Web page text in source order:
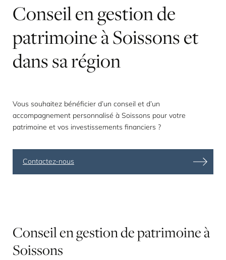
Conseilengestionde
patrimoineàSoissonset
danssarégion
Vous souhaitez bénéficier d’un conseil et d’un
accompagnement personnalisé à Soissons pour votre
patrimoine et vos investissements financiers ?
Contactez-nous
Conseilengestiondepatrimoineà
Soissons